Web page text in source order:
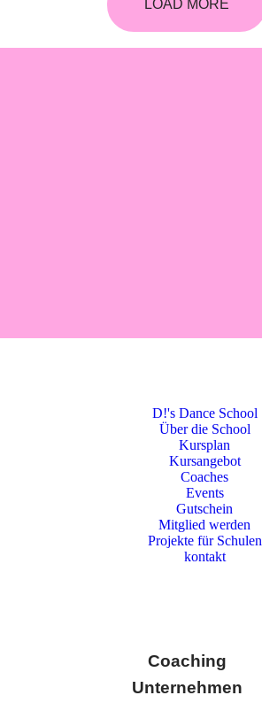
LOAD MORE
D!'s Dance School
Über die School
Kursplan
Kursangebot
Coaches
Events
Gutschein
Mitglied werden
Projekte für Schulen
kontakt
Coaching
Unternehmen